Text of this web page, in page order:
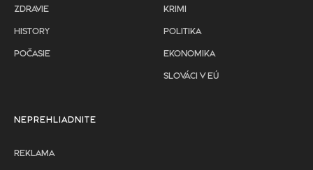
ZDRAVIE
HISTORY
POČASIE
KRIMI
POLITIKA
EKONOMIKA
SLOVÁCI V EÚ
NEPREHLIADNITE
REKLAMA